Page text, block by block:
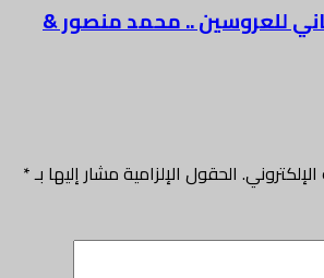
للعروسين .. محمد منصور &
الحقول الإلزامية مشار إليها بـ*